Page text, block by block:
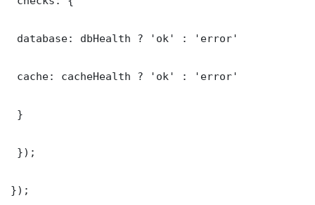
database: dbHealth ? 'ok' : 'error'
cache: cacheHealth ? 'ok' : 'error'
}
});
});